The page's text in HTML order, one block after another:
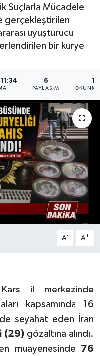
Suçlarla Mücadele
gerçekleştirilen
uyuşturucu
bir kurye
6
PAYLAŞIM
A- A+
il merkezinde
kapsamında 16
seyahat eden İran
(29) gözaltına alındı.
muayenesinde 76